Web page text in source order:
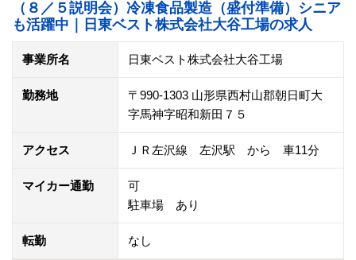
（８／５説明会）冷凍食品製造（盛付準備）シニア
も活躍中｜日東ベスト株式会社大谷工場の求人
事業所名 日東ベスト株式会社大谷工場
勤務地
〒990-1303 山形県西村山郡朝日町大
字馬神字昭和新田７５
アクセス ＪＲ左沢線 左沢駅 から 車11分
マイカー通勤
可
駐車場 あり
転勤 なし